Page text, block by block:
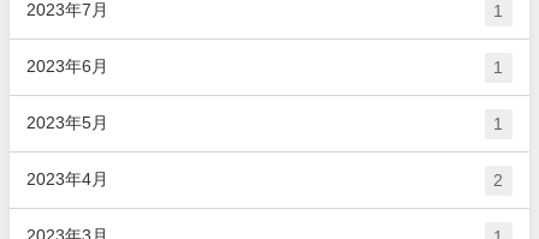
2023年7月 1
2023年6月 1
2023年5月 1
2023年4月 2